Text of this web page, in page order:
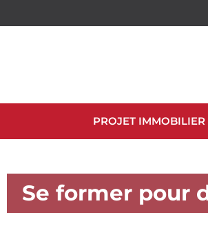
PROJET IMMOBILIER
Se former pour